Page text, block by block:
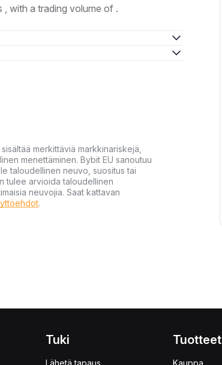
, with a trading volume of .
merkittäviä markkinariskejä,
menettäminen. Bybit EU sanoutuu
taloudellinen neuvo, suositus tai
tulee arvioida taloudellinen
neuvojia. Saat kattavan
.
Tuki
Lähetä tapaus
Tuotteet
Kauppa